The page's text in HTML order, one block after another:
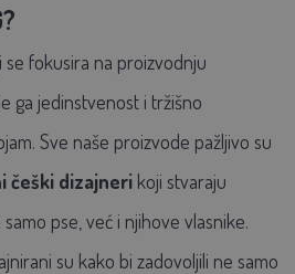
se fokusira na proizvodnju
ga jedinstvenost i tržišno
Sve naše proizvode pažljivo su
češki dizajneri koji stvaraju
pse, već i njihove vlasnike.
su kako bi zadovoljili ne samo